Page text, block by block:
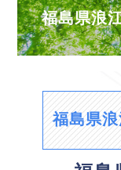
福島県浪
福島県